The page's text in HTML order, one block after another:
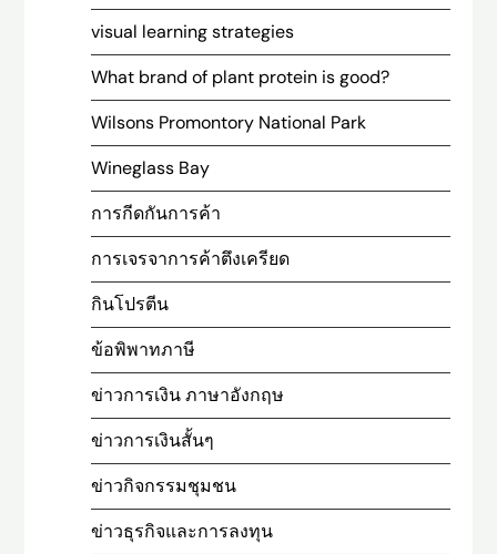
visual learning strategies
What brand of plant protein is good?
Wilsons Promontory National Park
Wineglass Bay
การกีดกันการค้า
การเจรจาการค้าตึงเครียด
กินโปรตีน
ข้อพิพาทภาษี
ข่าวการเงิน ภาษาอังกฤษ
ข่าวการเงินสั้นๆ
ข่าวกิจกรรมชุมชน
ข่าวธุรกิจและการลงทุน